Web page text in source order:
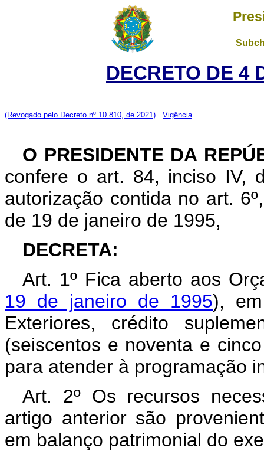
DECRETO DE 4
(Revogado pelo Decreto nº 10.810, de 2021) Vigência
O PRESIDENTE DA
confere o art. 84, inciso IV,
autorização contida no art.
de 19 de janeiro de 1995,
DECRETA:
Art. 1º Fica aberto aos
19 de janeiro de 1995),
Exteriores, crédito
(seiscentos e noventa e
para atender à programação
Art. 2º Os recursos
artigo anterior são
em balanço patrimonial do